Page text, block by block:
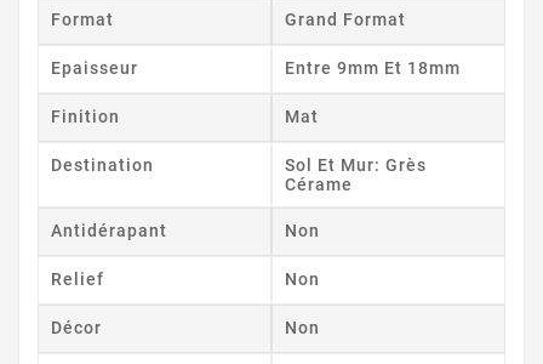
Format Grand Format
Epaisseur Entre 9mm Et 18mm
Finition Mat
Destination
Sol Et Mur: Grès
Cérame
Antidérapant Non
Relief Non
Décor Non